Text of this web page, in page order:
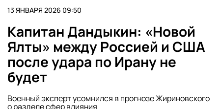
13 ЯНВАРЯ 2026 09:50
Капитан Дандыкин: «Новой
Ялты» между Россией и США
после удара по Ирану не
будет
Военный эксперт усомнился в прогнозе Жириновского
о разделе сфер влияния